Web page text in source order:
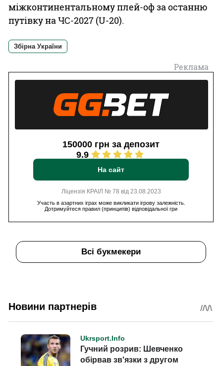
міжконтинентальному плей-оф за останню
путівку на ЧС-2027 (U-20).
Збірна України
Реклама
150000 грн за депозит
9.9
На сайт
Ліцензія КРАІЛ № 78 від 23.08.2023
Участь в азартних іграх може викликати ігрову залежність.
Дотримуйтеся правил (принципів) відповідальної гри
Всі букмекери